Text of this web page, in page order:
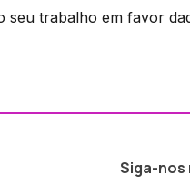
trabalho em favor
Siga-nos